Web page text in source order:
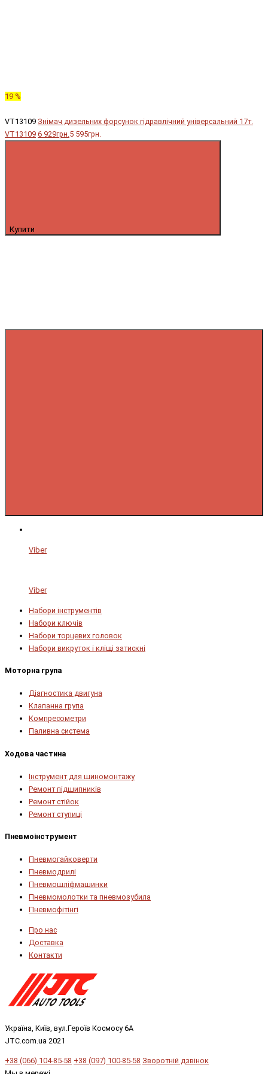
19 %
VT13109 Знімач дизельних форсунок гідравлічний універсальний 17т.
VT13109 6 929грн. 5 595грн.
Купити
Viber
Viber
Набори інструментів
Набори ключів
Набори торцевих головок
Набори викруток і кліщі затискні
Моторна група
Діагностика двигуна
Клапанна група
Компресометри
Паливна система
Ходова частина
Інструмент для шиномонтажу
Ремонт підшипників
Ремонт стійок
Ремонт ступиці
Пневмоінструмент
Пневмогайковерти
Пневмодрилі
Пневмошліфмашинки
Пневмомолотки та пневмозубила
Пневмофітінгі
Про нас
Доставка
Контакти
Україна, Київ, вул.Героїв Космосу 6А
JTC.com.ua 2021
+38 (066) 104-85-58 +38 (097) 100-85-58 Зворотній дзвінок